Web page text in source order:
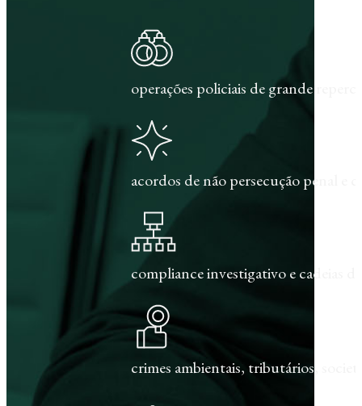
operações policiais de grande
acordos de não persecução penal e
compliance investigativo e cadeias
crimes ambientais, tributários,